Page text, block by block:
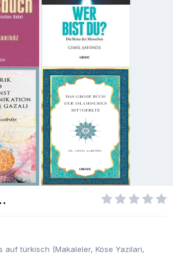
auf türkisch (Makaleler, Köse Yazilari,